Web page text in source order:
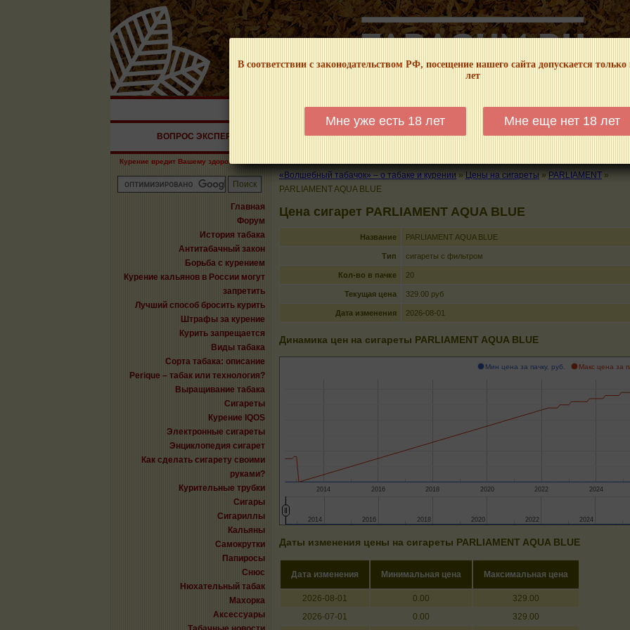
В соответствии с законодательством РФ, посещение нашего сайта допускается
лет
Мне уже есть 18 лет Мне еще нет 18 лет
НАШ ПОРТАЛ – ИНФОРМАЦИОННЫЙ! МЫ НЕ ЗАНИМАЕМСЯ ПРОДАЖЕЙ И РЕКЛАМОЙ
ВОПРОС ЭКСПЕРТУ КАЛЬЯНЫ ТРУБКИ ГДЕ КУПИТЬ ГДЕ ПОКУРИТЬ КУРЕНИЕ И
Курение вредит Вашему здоровью!
Главная
Форум
История табака
Антитабачный закон
Борьба с курением
Курение кальянов в России могут
запретить
Лучший способ бросить курить
Штрафы за курение
Курить запрещается
Виды табака
Сорта табака: описание
Perique – табак или технология?
Выращивание табака
Сигареты
Курение IQOS
Электронные сигареты
Энциклопедия сигарет
Как сделать сигарету своими
руками?
Курительные трубки
Сигары
Сигариллы
Кальяны
Самокрутки
Папиросы
Снюс
Нюхательный табак
Махорка
Аксессуары
«Волшебный табачок» – о табаке и курении » Цены на сигареты » PARLIAMENT »
PARLIAMENT AQUA BLUE
Цена сигарет PARLIAMENT AQUA BLUE
Название PARLIAMENT AQUA BLUE
Тип сигареты с фильтром
Кол-во в пачке 20
Текущая цена 329.00 руб
Дата изменения 2026-08-01
Динамика цен на сигареты PARLIAMENT AQUA BLUE
Мин цена за пачку, руб. Макс цена за
2014 2016 2018 2020 2022 2024
2014
2014 2016
2016 2018
2018 2020
2020 2022
2022 2024
2024
Даты изменения цены на сигареты PARLIAMENT AQUA BLUE
Дата изменения Минимальная цена Максимальная цена
2026-08-01 0.00
329.00
2026-07-01
0.00
329.00